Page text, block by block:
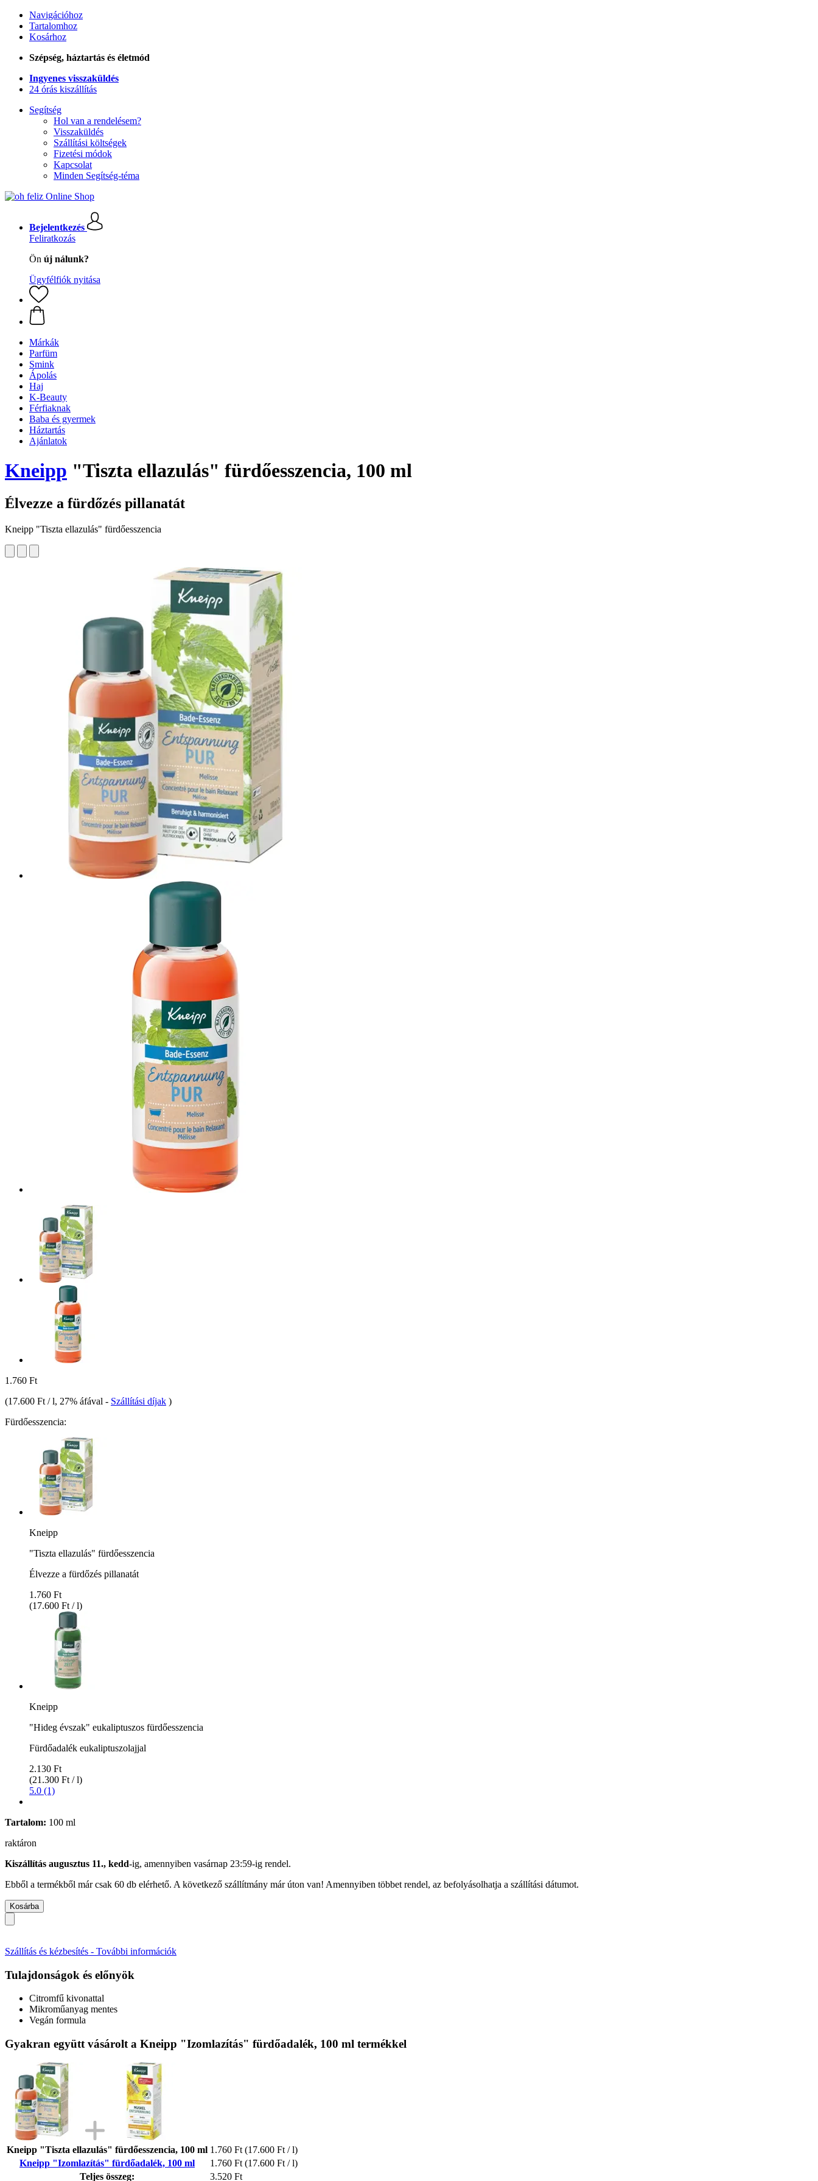
Navigációhoz
Tartalomhoz
Kosárhoz
Szépség, háztartás és életmód
Ingyenes visszaküldés
24 órás kiszállítás
Segítség
Hol van a rendelésem?
Visszaküldés
Szállítási költségek
Fizetési módok
Kapcsolat
Minden Segítség-téma
Bejelentkezés
Feliratkozás
Ön új nálunk?
Ügyfélfiók nyitása
Márkák
Parfüm
Smink
Ápolás
Haj
K-Beauty
Férfiaknak
Baba és gyermek
Háztartás
Ajánlatok
Kneipp "Tiszta ellazulás" fürdőesszencia, 100 ml
Élvezze a fürdőzés pillanatát
Kneipp "Tiszta ellazulás" fürdőesszencia
1.760 Ft
(17.600 Ft / l, 27% áfával - Szállítási díjak )
Fürdőesszencia:
Kneipp
"Tiszta ellazulás" fürdőesszencia
Élvezze a fürdőzés pillanatát
1.760 Ft
(17.600 Ft / l)
Kneipp
"Hideg évszak" eukaliptuszos fürdőesszencia
Fürdőadalék eukaliptuszolajjal
2.130 Ft
(21.300 Ft / l)
5.0 (1)
Tartalom: 100 ml
raktáron
Kiszállítás augusztus 11., kedd-ig, amennyiben vasárnap 23:59-ig rendel.
Ebből a termékből már csak 60 db elérhető. A következő szállítmány már úton van! Amennyiben többet rendel, az befolyásolhatja a szállítási dátumot.
Kosárba
Szállítás és kézbesítés - További információk
Tulajdonságok és előnyök
Citromfű kivonattal
Mikroműanyag mentes
Vegán formula
Gyakran együtt vásárolt a Kneipp "Izomlazítás" fürdőadalék, 100 ml termékkel
Kneipp "Tiszta ellazulás" fürdőesszencia, 100 ml 1.760 Ft (17.600 Ft / l)
Kneipp "Izomlazítás" fürdőadalék, 100 ml
1.760 Ft (17.600 Ft / l)
Teljes összeg:
3.520 Ft